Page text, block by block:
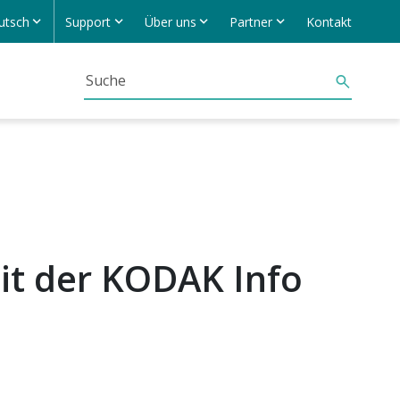
Support Über uns Partner Kontakt
der KODAK Info